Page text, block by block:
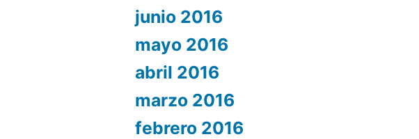
junio 2016
mayo 2016
abril 2016
marzo 2016
febrero 2016